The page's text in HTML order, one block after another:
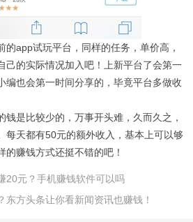
的app试玩平台，同样的任务，单价高，
己的实际情况加入吧！上新平台了会第一
编也会第一时间分享的，毕竟平台多做收
钱是比较少的，万事开头难，久而久之，
每天都有50元的额外收入，基本上可以够
的赚钱方式还挺不错的吧！
20元？手机赚钱软件可以吗
东方头条让你看新闻资讯也赚钱！